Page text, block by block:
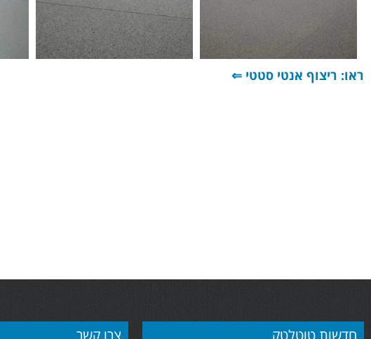
ראו: ריצוף אנטי סטטי ⇐